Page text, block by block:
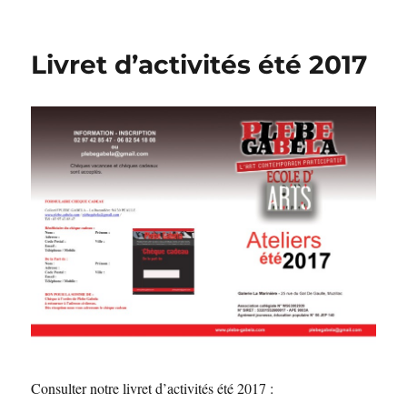
Livret d’activités été 2017
Consulter notre livret d’activités été 2017 :